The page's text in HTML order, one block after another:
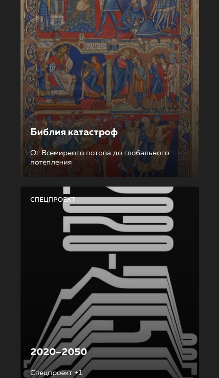
Библия катастроф
От Всемирного потопа до глобального
потепления
СПЕЦПРОЕКТ
2020–2050
Спецпроект +1